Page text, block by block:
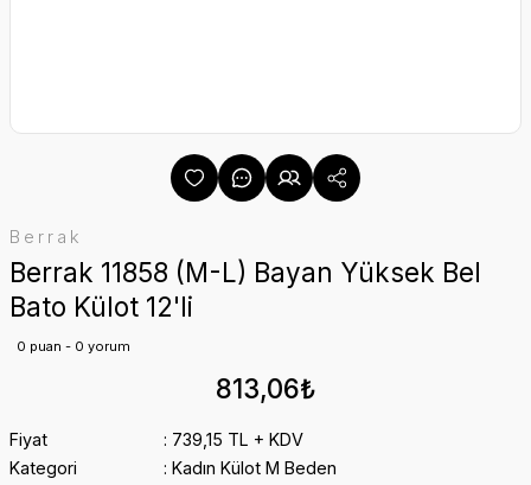
Berrak
Berrak 11858 (M-L) Bayan Yüksek Bel
Bato Külot 12'li
0 puan - 0 yorum
813,06₺
Fiyat
739,15 TL + KDV
Kategori
Kadın Külot M Beden